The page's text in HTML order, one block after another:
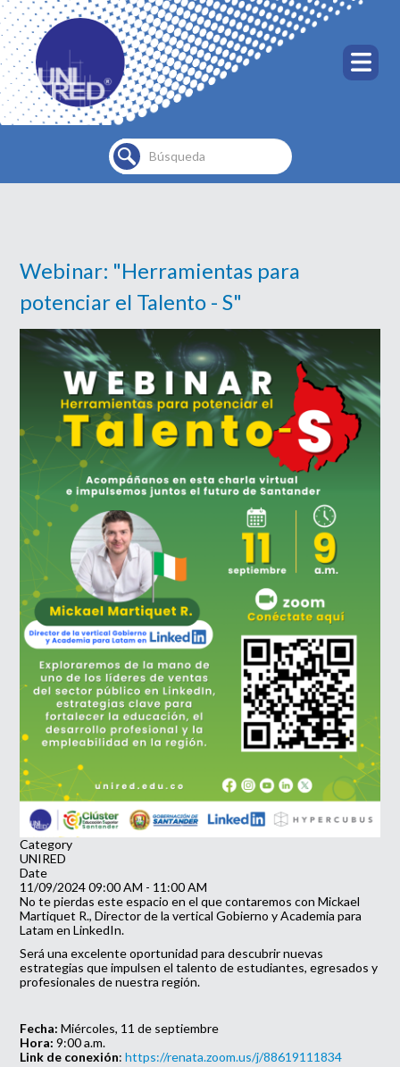
Buscar...
Webinar: "Herramientas para
potenciar el Talento - S"
Category
UNIRED
Date
11/09/2024 09:00 AM - 11:00 AM
No te pierdas este espacio en el que contaremos con Mickael
Martiquet R., Director de la vertical Gobierno y Academia para
Latam en LinkedIn.
Será una excelente oportunidad para descubrir nuevas
estrategias que impulsen el talento de estudiantes, egresados y
profesionales de nuestra región.
Fecha: Miércoles, 11 de septiembre
Hora: 9:00 a.m.
Link de conexión:https://renata.zoom.us/j/88619111834